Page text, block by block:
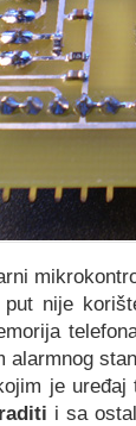
nije
alarmnog
je
i sa